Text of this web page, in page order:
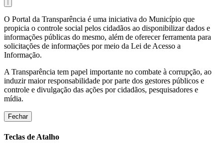
O Portal da Transparência é uma iniciativa do Município que
propicia o controle social pelos cidadãos ao disponibilizar dados e
informações públicas do mesmo, além de oferecer ferramenta para
solicitações de informações por meio da Lei de Acesso a
Informação.
A Transparência tem papel importante no combate à corrupção, ao
induzir maior responsabilidade por parte dos gestores públicos e
controle e divulgação das ações por cidadãos, pesquisadores e
mídia.
Fechar
Teclas de Atalho